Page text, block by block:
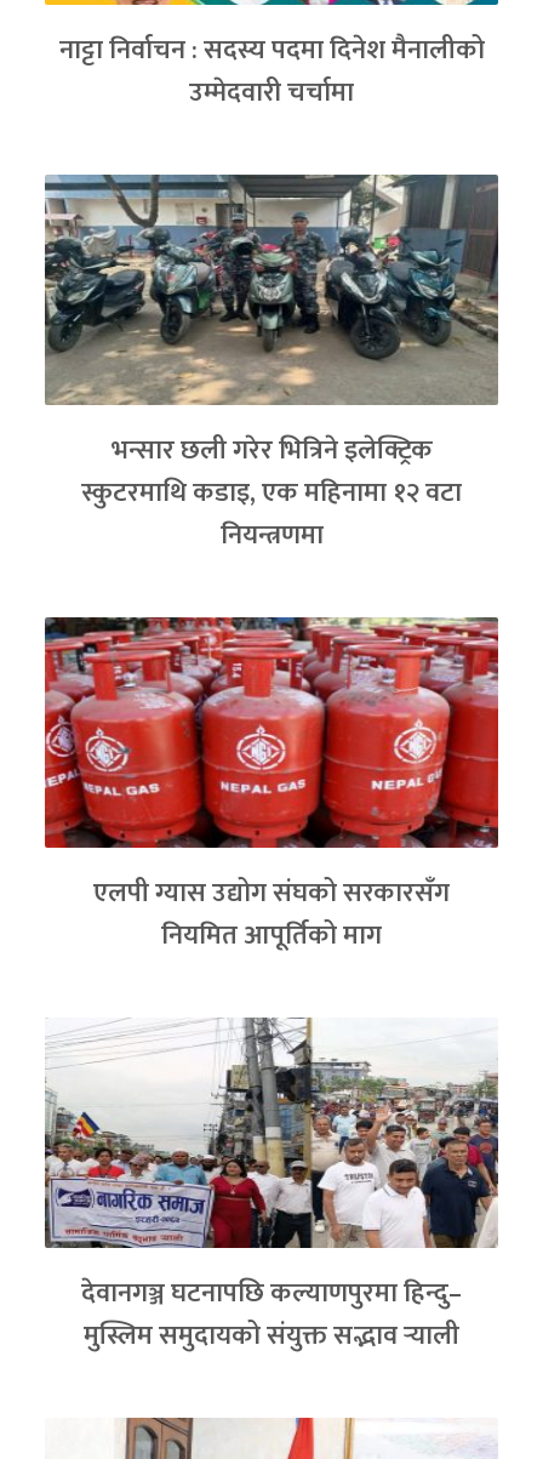
नाट्टा निर्वाचन : सदस्य पदमा दिनेश मैनालीको
उम्मेदवारी चर्चामा
भन्सार छली गरेर भित्रिने इलेक्ट्रिक
स्कुटरमाथि कडाइ, एक महिनामा १२ वटा
नियन्त्रणमा
एलपी ग्यास उद्योग संघको सरकारसँग
नियमित आपूर्तिको माग
देवानगञ्ज घटनापछि कल्याणपुरमा हिन्दु–
मुस्लिम समुदायको संयुक्त सद्भाव र्‍याली